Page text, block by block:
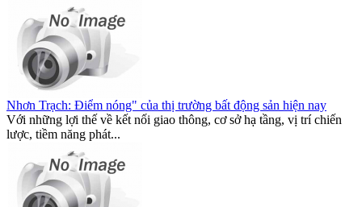
Nhơn Trạch: Điểm nóng" của thị trường bất động sản hiện nay
Với những lợi thế về kết nối giao thông, cơ sở hạ tầng, vị trí chiến
lược, tiềm năng phát...